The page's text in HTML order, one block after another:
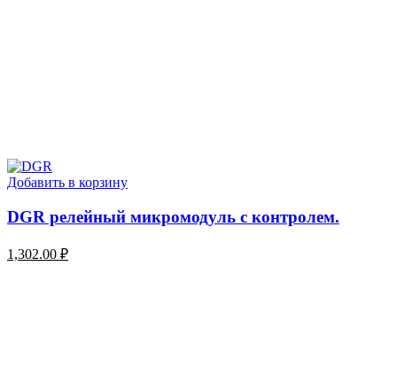
Добавить в корзину
DGR релейный микромодуль с контролем.
1,302.00 ₽